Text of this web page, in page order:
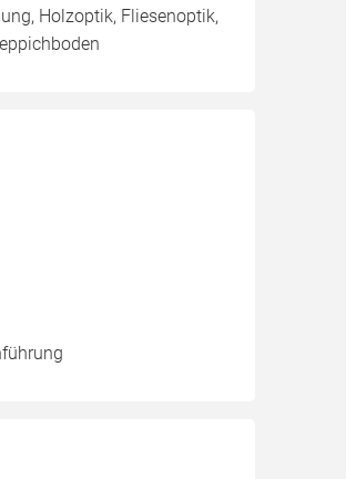
Holzoptik, Fliesenoptik,